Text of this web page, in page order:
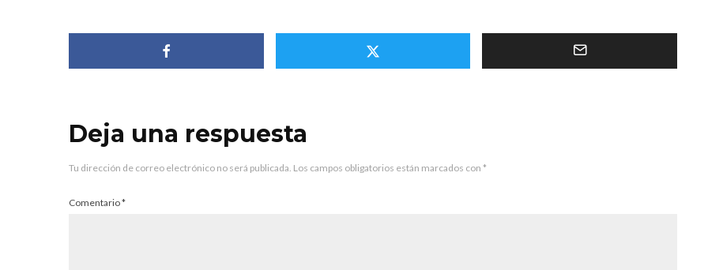
Deja una respuesta
Tu dirección de correo electrónico no será publicada. Los campos obligatorios están marcados con *
Comentario*